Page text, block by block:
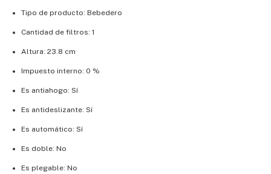
Tipo de producto: Bebedero
Cantidad de filtros: 1
Altura: 23.8 cm
Impuesto interno: 0 %
Es antiahogo: Sí
Es antideslizante: Sí
Es automático: Sí
Es doble: No
Es plegable: No